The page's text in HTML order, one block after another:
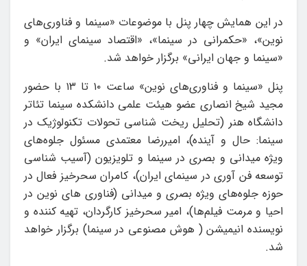
در این همایش چهار پنل با موضوعات «سینما و فناوری‌های
نوین»، «حکمرانی در سینما»، «اقتصاد سینمای ایران» و
«سینما و جهان ایرانی» برگزار خواهد شد.
پنل «سینما و فناوری‌های نوین» ساعت ۱۰ تا ۱۳ با حضور
مجید شیخ انصاری عضو هیئت علمی دانشکده سینما تئاتر
دانشگاه هنر (تحلیل ریخت شناسی تحولات تکنولوژیک در
سینما: حال و آینده)، امیررضا معتمدی مسئول جلوه‌های
ویژه میدانی و بصری در سینما و تلویزیون (آسیب شناسی
توسعه فن آوری در سینمای ایران)، کامران سحرخیز فعال در
حوزه جلوه‌های ویژه بصری و میدانی (فناوری های نوین در
احیا و مرمت فیلم‌ها)، امیر سحرخیز کارگردان، تهیه کننده و
نویسنده انیمیشن ( هوش مصنوعی در سینما) برگزار خواهد
شد.